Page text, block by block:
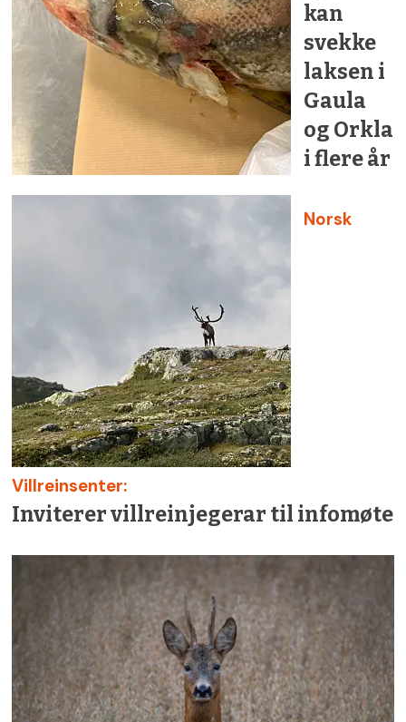
kan
svekke
laksen i
Gaula
og Orkla
i flere år
Norsk
Villreinsenter:
Inviterer villreinjegerar til infomøte